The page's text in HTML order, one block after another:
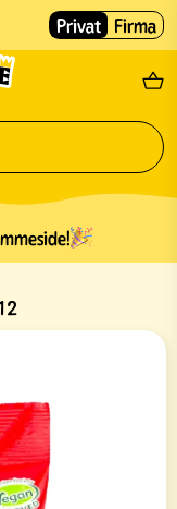
Privat Firma